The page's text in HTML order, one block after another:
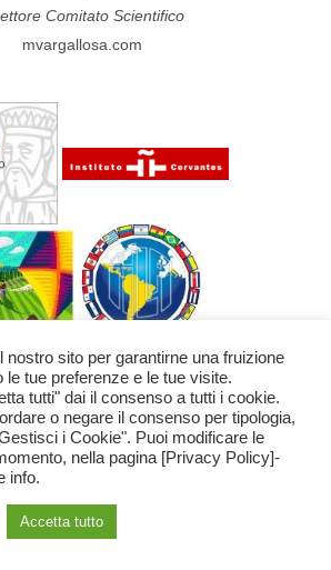
Comitato Scientifico
mvargallosa.com
© 2026 Centro Studi Jorge Eielson
Mail: info@centroeielson.com
Volante su tema Astra https://wpastra.com/
nostro sito per garantirne una fruizione
le tue preferenze e le tue visite.
tutti" dai il consenso a tutti i cookie.
o negare il consenso per tipologia,
i Cookie". Puoi modificare le
nella pagina [Privacy Policy]-
info.
Accetta tutto